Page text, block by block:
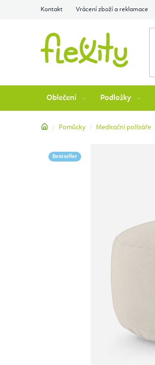
Kontakt Vrácení zboží a reklamace
Oblečení Podložky
DomůPomůcky Meditační polštáře
Bestseller